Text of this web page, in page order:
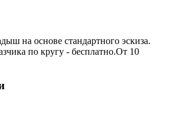
на основе стандартного эскиза.
по кругу - бесплатно.От 10